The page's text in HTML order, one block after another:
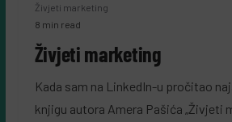
Živjeti marketing
8 min read
Živjeti marketing
Kada sam na LinkedIn-u pročitao
knjigu autora Amera Pašića „Živjeti